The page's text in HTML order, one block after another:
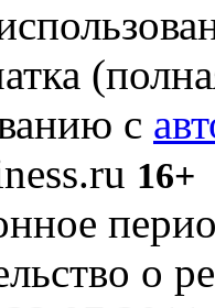
с
16+
о